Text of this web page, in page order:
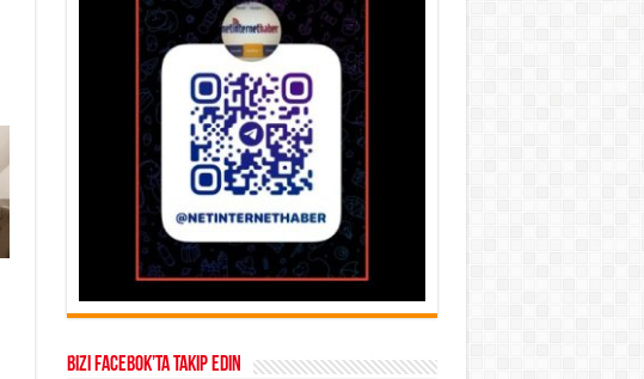
Bizi Facebok’ta takip edin